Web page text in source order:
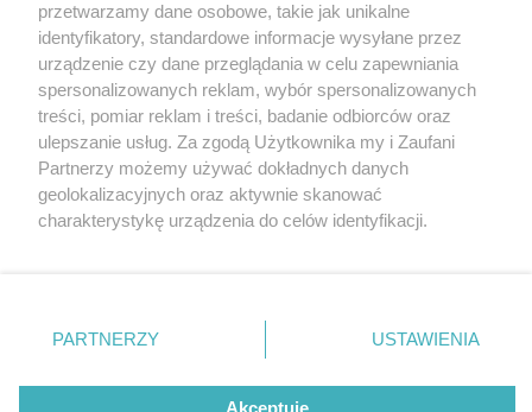
2 / 0
Nie zapomnij
zapoznać się z:
polityką prywatności regulamin korzystania z portali
Twojemiasto
Piekary Śląskie
Chorzów
Tarnowskie Góry
Gliwice
Skontakuj sięz nami
Kontakt
Wydawca
Redakcja
przetwarzamy dane osobowe, takie jak unikalne
identyfikatory, standardowe informacje wysyłane przez
urządzenie czy dane przeglądania w celu zapewniania
spersonalizowanych reklam, wybór spersonalizowanych
treści, pomiar reklam i treści, badanie odbiorców oraz
ulepszanie usług. Za zgodą Użytkownika my i Zaufani
Partnerzy możemy używać dokładnych danych
geolokalizacyjnych oraz aktywnie skanować
charakterystykę urządzenia do celów identyfikacji.
zmienić/wycofać klikając przycisk ustawień prywatności
znajdujący się w lewym dolnym rogu strony
rodzaje przetwarzania danych nie wymagają zgody
użytkownika, ale masz prawo sprzeciwić się takiemu
PARTNERZY USTAWIENIA
Akceptuję